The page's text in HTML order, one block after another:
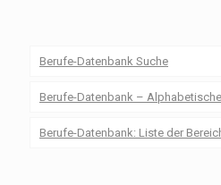
Berufe-Datenbank Suche
Berufe-Datenbank –
Berufe-Datenbank: Liste der